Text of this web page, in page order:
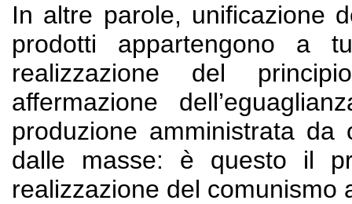
In altre parole, unificazione
prodotti appartengono a
realizzazione del
affermazione
produzione amministrata
dalle masse: è questo il
realizzazione del comunismo